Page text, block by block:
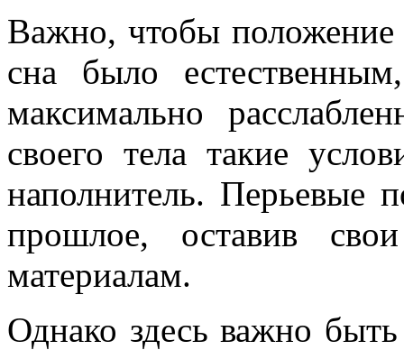
Важно, чтобы положение
сна было
максимально
своего тела такие
наполнитель. Перьевые
прошлое, оставив
материалам.
Однако здесь важно